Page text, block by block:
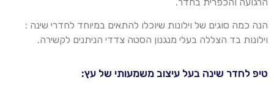
הנה כמה סוגים של וילונות שיוכלו להתאים במיוחד לחדרי שינה :
וילונות בד הצללה בעלי מנגנון הסטה צדדי הניתנים לקשירה.
טיפ לחדר שינה בעל עיצוב משמעותי של עץ: